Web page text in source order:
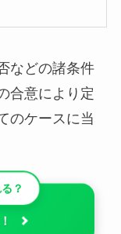
などの諸条件
合意により定
のケースに当
？